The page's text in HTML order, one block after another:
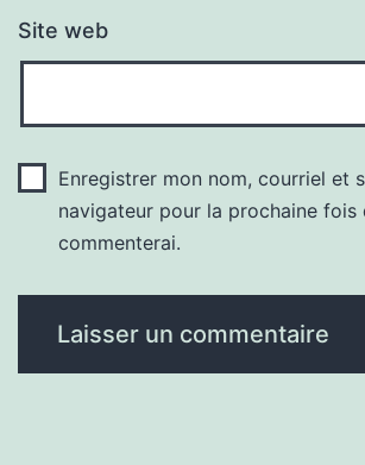
Site web
Enregistrer mon nom, courriel et
navigateur pour la prochaine fois
commenterai.